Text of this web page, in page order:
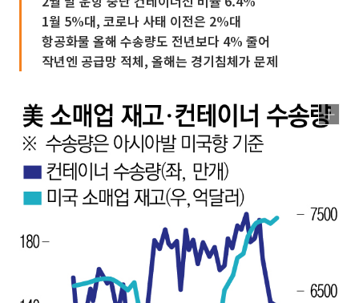
1월 5%대, 코로나 사태 이전은 2%대
항공화물 올해 수송량도 전년보다 4% 줄어
작년엔 공급망 적체, 올해는 경기침체가 문제